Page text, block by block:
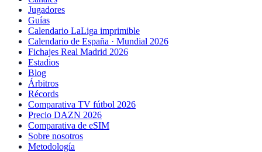
Jugadores
Guías
Calendario LaLiga imprimible
Calendario de España · Mundial 2026
Fichajes Real Madrid 2026
Estadios
Blog
Árbitros
Récords
Comparativa TV fútbol 2026
Precio DAZN 2026
Comparativa de eSIM
Sobre nosotros
Metodología